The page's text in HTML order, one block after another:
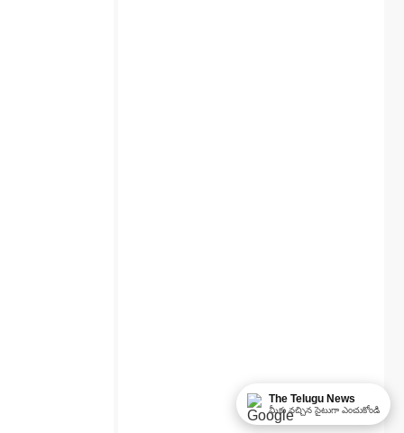
The Telugu News
మీకు నచ్చిన సైటుగా ఎంచుకోండి